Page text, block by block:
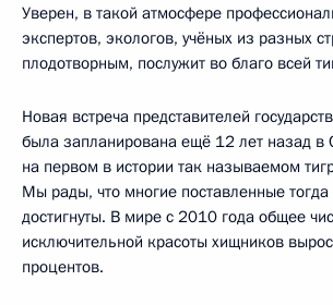
Уверен, в такой атмосфере
экспертов, экологов, учёных из разных
плодотворным, послужит во благо всей
Новая встреча представителей
была запланирована ещё 12 лет назад в
на первом в истории так называемом
Мы рады, что многие поставленные
достигнуты. В мире с 2010 года общее
исключительной красоты хищников
процентов.